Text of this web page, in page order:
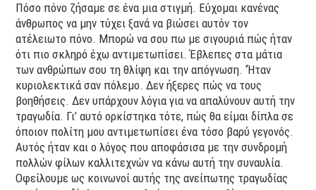
Πόσο πόνο ζήσαμε σε ένα μια στιγμή. Εύχομαι κανένας
άνθρωπος να μην τύχει ξανά να βιώσει αυτόν τον
ατέλειωτο πόνο. Μπορώ να σου πω με σιγουριά πώς ήταν
ότι πιο σκληρό έχω αντιμετωπίσει. Έβλεπες στα μάτια
των ανθρώπων σου τη θλίψη και την απόγνωση. ‘Ήταν
κυριολεκτικά σαν πόλεμο. Δεν ήξερες πώς να τους
βοηθήσεις. Δεν υπάρχουν λόγια για να απαλύνουν αυτή την
τραγωδία. Γι’ αυτό ορκίστηκα τότε, πώς θα είμαι δίπλα σε
όποιον πολίτη μου αντιμετωπίσει ένα τόσο βαρύ γεγονός.
Αυτός ήταν και ο λόγος που αποφάσισα με την συνδρομή
πολλών φίλων καλλιτεχνών να κάνω αυτή την συναυλία.
Οφείλουμε ως κοινωνοί αυτής της ανείπωτης τραγωδίας